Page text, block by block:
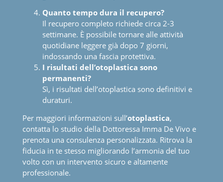
Quanto tempo dura il recupero?
Il recupero completo richiede circa 2-3
settimane. È possibile tornare alle attività
quotidiane leggere già dopo 7 giorni,
indossando una fascia protettiva.
I risultati dell’otoplastica sono
permanenti?
Sì, i risultati dell’otoplastica sono definitivi e
duraturi.
Per maggiori informazioni sull’otoplastica,
contatta lo studio della Dottoressa Imma De Vivo e
prenota una consulenza personalizzata. Ritrova la
fiducia in te stesso migliorando l’armonia del tuo
volto con un intervento sicuro e altamente
professionale.